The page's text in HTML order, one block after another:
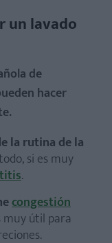
un lavado
de
hacer
la rutina de la
si es muy
.
congestión
muy útil para